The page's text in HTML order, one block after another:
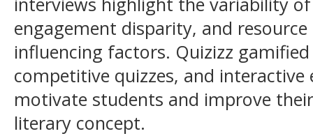
engagement disparity, and
influencing factors. Quizizz
competitive quizzes, and
motivate students and improve
literary concept.